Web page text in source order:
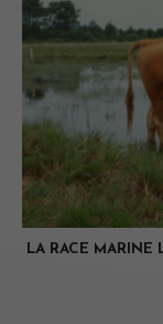
LA RACE MARINE